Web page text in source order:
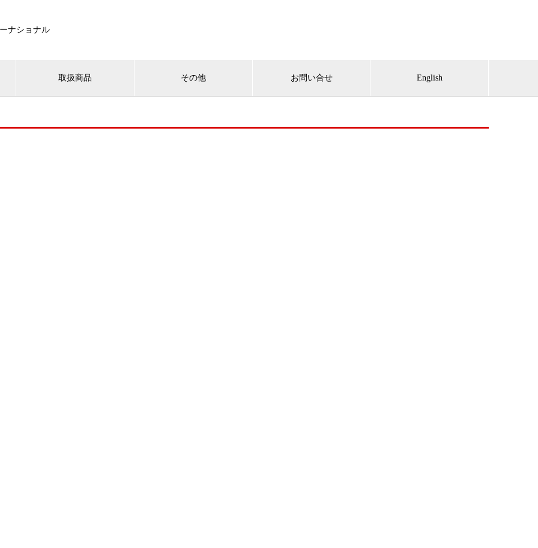
ナショナル
取扱商品 その他 お問い合せ English